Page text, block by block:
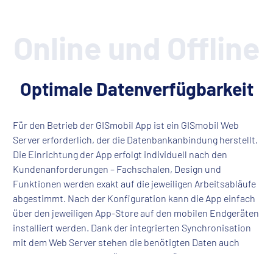
Online und Offline
Optimale Datenverfügbarkeit
Für den Betrieb der GISmobil App ist ein GISmobil Web
Server erforderlich, der die Datenbankanbindung herstellt.
Die Einrichtung der App erfolgt individuell nach den
Kundenanforderungen – Fachschalen, Design und
Funktionen werden exakt auf die jeweiligen Arbeitsabläufe
abgestimmt. Nach der Konfiguration kann die App einfach
über den jeweiligen App-Store auf den mobilen Endgeräten
installiert werden. Dank der integrierten Synchronisation
mit dem Web Server stehen die benötigten Daten auch